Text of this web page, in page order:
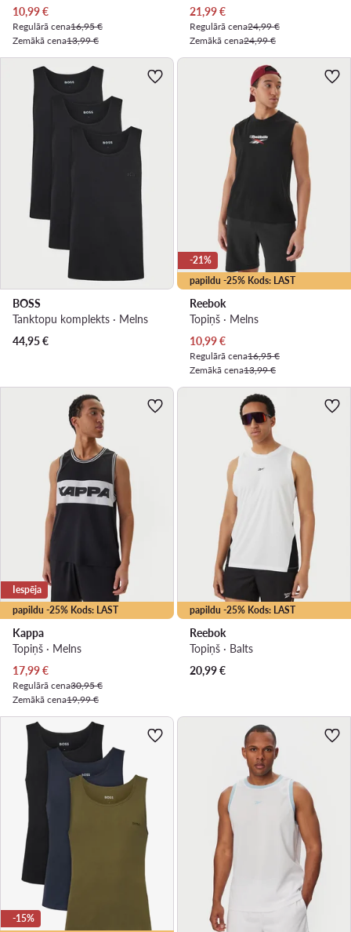
Pašreizējā cena
10,99€
Regulārā cena16,95 €
Zemākā cena13,99 €
Pašreizējā cena
21,99€
Regulārā cena24,99 €
Zemākā cena24,99 €
BOSS
Tanktopu komplekts · Melns
44,95€
papildu -25% Kods: LAST
-21%
Reebok
Topiņš · Melns
Pašreizējā cena
10,99€
Regulārā cena16,95 €
Zemākā cena13,99 €
papildu -25% Kods: LAST
Iespēja
Kappa
Topiņš · Melns
Pašreizējā cena
17,99€
Regulārā cena30,95 €
Zemākā cena19,99 €
papildu -25% Kods: LAST
Reebok
Topiņš · Balts
20,99€
-15%